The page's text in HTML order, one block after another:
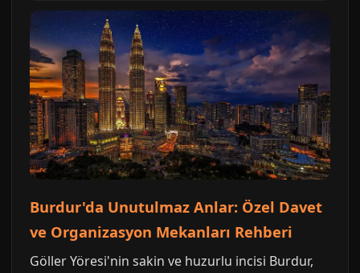
Burdur'da Unutulmaz Anlar: Özel Davet
ve Organizasyon Mekanları Rehberi
Göller Yöresi'nin sakin ve huzurlu incisi Burdur,